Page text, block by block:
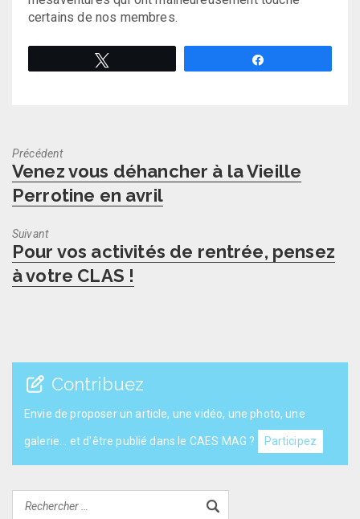
certains de nos membres.
Précédent
Previous
post:
Venez vous déhancher à la Vieille
Perrotine en avril
Suivant
Next
post:
Pour vos activités de rentrée, pensez
à votre CLAS !
Contribuez
Envie de proposer un article, une vidéo, une photo, une
galerie... et d'être publié dans le CAES MAG ? Participez